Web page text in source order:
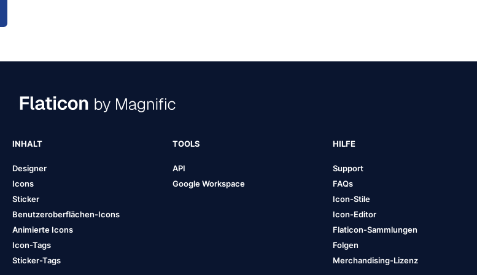
INHALT
Designer
Icons
Sticker
Benutzeroberflächen-Icons
Animierte Icons
Icon-Tags
Sticker-Tags
TOOLS
API
Google Workspace
HILFE
Support
FAQs
Icon-Stile
Icon-Editor
Flaticon-Sammlungen
Folgen
Merchandising-Lizenz